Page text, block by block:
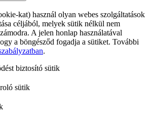
kat) használ olyan webes szolgáltatások
céljából, melyek sütik nélkül nem
A jelen honlap használatával
a böngésződ fogadja a sütiket. További
.
biztosító sütik
sütik